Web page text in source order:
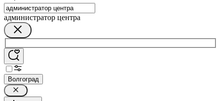
администратор центра
Волгоград